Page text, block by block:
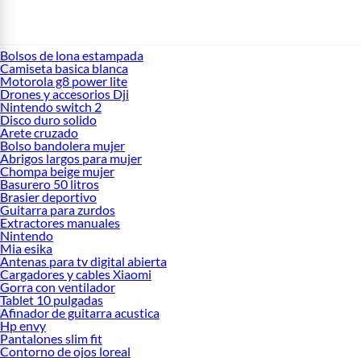
Bolsos de lona estampada
Camiseta basica blanca
Motorola g8 power lite
Drones y accesorios Dji
Nintendo switch 2
Disco duro solido
Arete cruzado
Bolso bandolera mujer
Abrigos largos para mujer
Chompa beige mujer
Basurero 50 litros
Brasier deportivo
Guitarra para zurdos
Extractores manuales
Nintendo
Mia esika
Antenas para tv digital abierta
Cargadores y cables Xiaomi
Gorra con ventilador
Tablet 10 pulgadas
Afinador de guitarra acustica
Hp envy
Pantalones slim fit
Contorno de ojos loreal